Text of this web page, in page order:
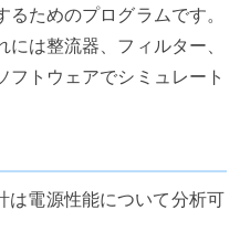
ためのプログラムです。
は整流器、フィルター、
トウェアでシミュレート
は電源性能について分析可